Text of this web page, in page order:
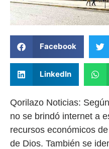
Facebook
LinkedIn
Qorilazo Noticias:
no se brindó internet a
recursos económicos
de Dios. También se